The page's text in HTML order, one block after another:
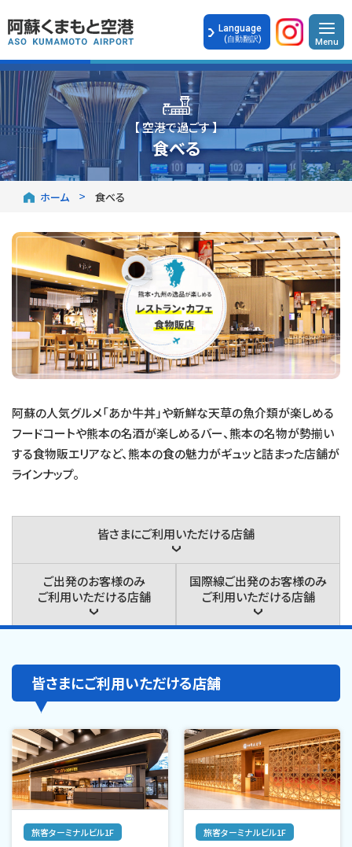
Language
(自動翻訳)
【 空港で過ごす 】
食べる
ホーム 食べる
阿蘇の人気グルメ「あか牛丼」や新鮮な天草の魚介類が楽しめる
フードコートや熊本の名酒が楽しめるバー、熊本の名物が勢揃い
する食物販エリアなど、熊本の食の魅力がギュッと詰まった店舗が
ラインナップ。
皆さまにご利用いただける店舗
ご出発のお客様のみ
ご利用いただける店舗
国際線ご出発のお客様のみ
ご利用いただける店舗
皆さまにご利用いただける店舗
旅客ターミナルビル1F 旅客ターミナルビル1F